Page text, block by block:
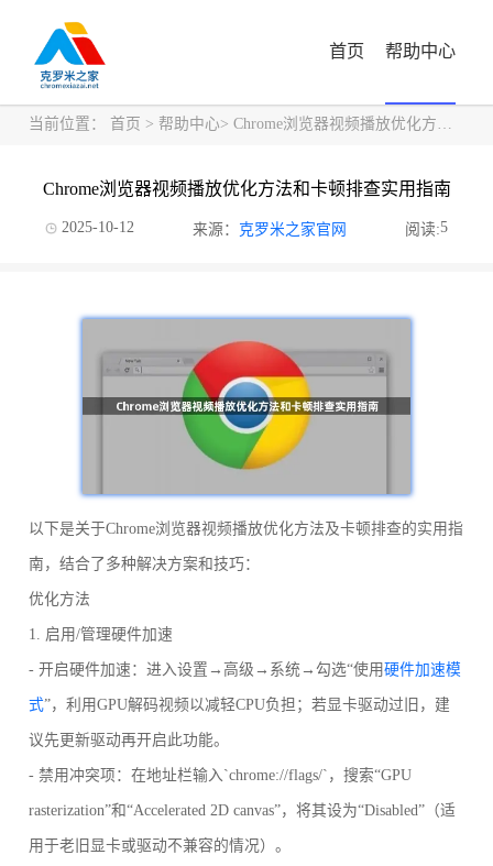
首页 帮助中心
当前位置： 首页 > 帮助中心> Chrome浏览器视频播放优化方法和卡顿排查实用指南
Chrome浏览器视频播放优化方法和卡顿排查实用指南
2025-10-12 来源： 克罗米之家官网 阅读:5
以下是关于Chrome浏览器视频播放优化方法及卡顿排查的实用指
南，结合了多种解决方案和技巧：
优化方法
1. 启用/管理硬件加速
- 开启硬件加速：进入设置→高级→系统→勾选“使用硬件加速模
式”，利用GPU解码视频以减轻CPU负担；若显卡驱动过旧，建
议先更新驱动再开启此功能。
- 禁用冲突项：在地址栏输入`chrome://flags/`，搜索“GPU
rasterization”和“Accelerated 2D canvas”，将其设为“Disabled”（适
用于老旧显卡或驱动不兼容的情况）。